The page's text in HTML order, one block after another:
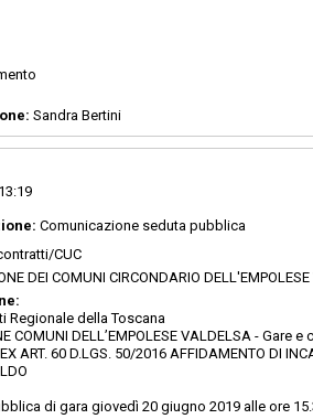
Sandra Bertini
Comunicazione seduta pubblica
CUC
DEI COMUNI CIRCONDARIO
Regionale della Toscana
COMUNI DELL’EMPOLESE VALDELSA - Gare e
ART. 60 D.LGS. 50/2016 AFFIDAMENTO DI
di gara giovedì 20 giugno 2019 alle ore